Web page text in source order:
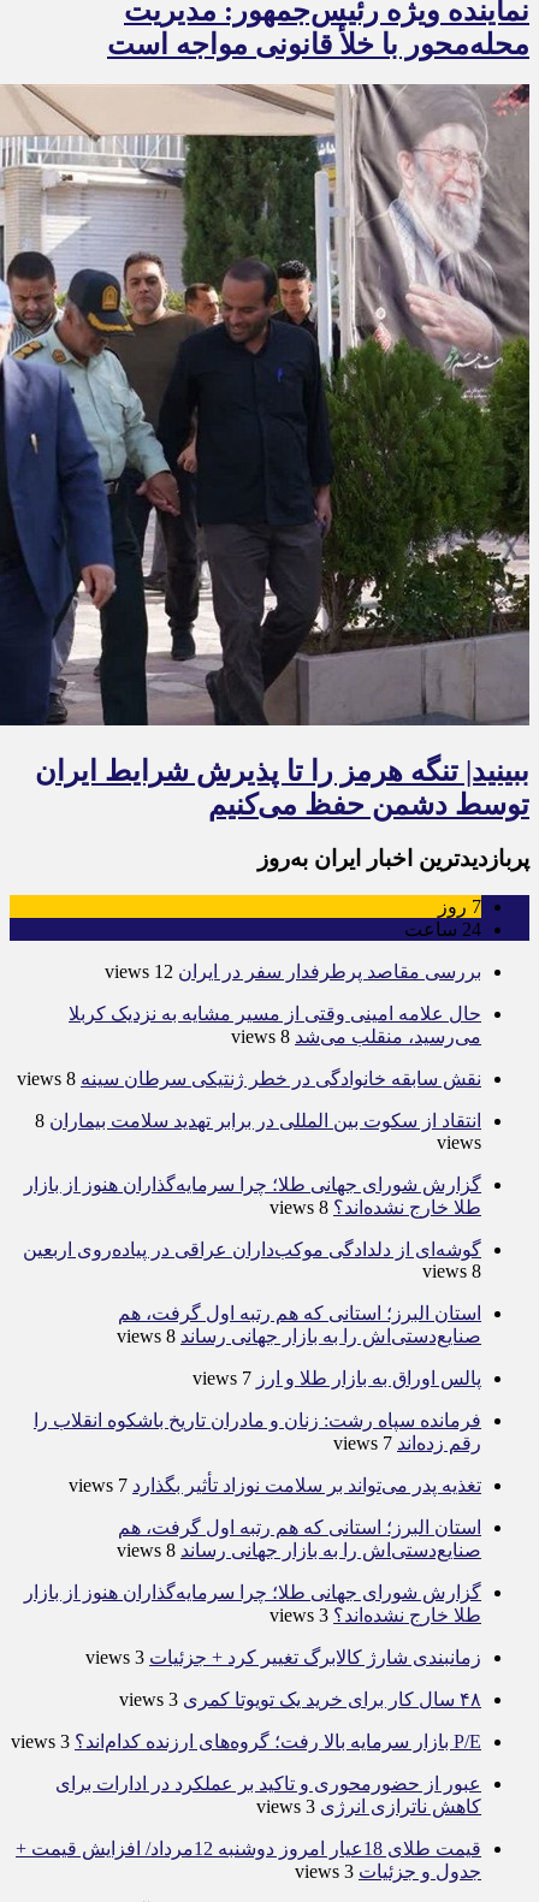
نماینده ویژه رئیس‌جمهور: مدیریت
محله‌محور با خلأ قانونی مواجه است
ببینید| تنگه هرمز را تا پذیرش شرایط ایران
توسط دشمن حفظ می‌کنیم
پربازدیدترین اخبار ایران به‌روز
7 روز
24 ساعت
بررسی مقاصد پرطرفدار سفر در ایران 12 views
حال علامه امینی وقتی از مسیر مشایه به نزدیک کربلا
می‌رسید، منقلب می‌شد 8 views
نقش سابقه خانوادگی در خطر ژنتیکی سرطان سینه 8 views
انتقاد از سکوت بین المللی در برابر تهدید سلامت بیماران 8
views
گزارش شورای جهانی طلا؛ چرا سرمایه‌گذاران هنوز از بازار
طلا خارج نشده‌اند؟ 8 views
گوشه‌ای از دلدادگی موکب‌داران عراقی در پیاده‌روی اربعین
8 views
استان البرز؛ استانی که هم رتبه اول گرفت، هم
صنایع‌دستی‌اش را به بازار جهانی رساند 8 views
پالس اوراق به بازار طلا و ارز 7 views
فرمانده سپاه رشت: زنان و مادران تاریخ باشکوه انقلاب را
رقم زده‌اند 7 views
تغذیه پدر می‌تواند بر سلامت نوزاد تأثیر بگذارد 7 views
استان البرز؛ استانی که هم رتبه اول گرفت، هم
صنایع‌دستی‌اش را به بازار جهانی رساند 8 views
گزارش شورای جهانی طلا؛ چرا سرمایه‌گذاران هنوز از بازار
طلا خارج نشده‌اند؟ 3 views
زمانبندی شارژ کالابرگ تغییر کرد + جزئیات 3 views
۴۸ سال کار برای خرید یک تویوتا کمری 3 views
P/E بازار سرمایه بالا رفت؛ گروه‌های ارزنده کدام‌اند؟ 3 views
عبور از حضورمحوری و تاکید بر عملکرد در ادارات برای
کاهش ناترازی انرژی 3 views
قیمت طلای 18عیار امروز دوشنبه 12مرداد/ افزایش قیمت +
جدول و جزئیات 3 views